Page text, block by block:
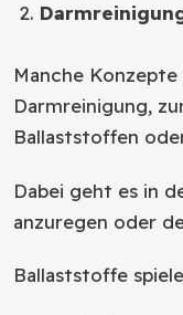
Manche
Darmreinigung,
Ballaststoffen
Dabei geht es in
anzuregen oder
Ballaststoffe